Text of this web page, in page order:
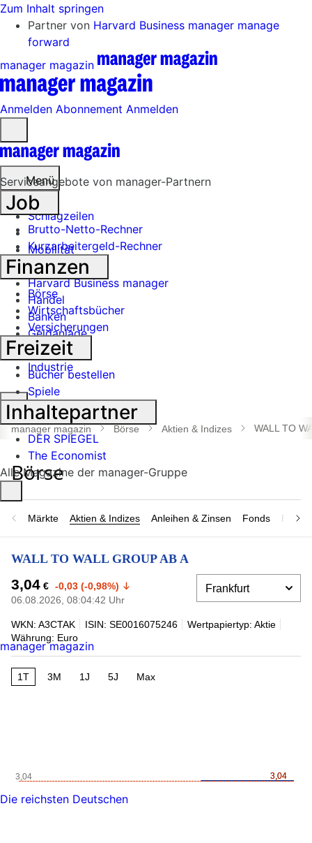
Zum Inhalt springen
Partner von Harvard Business manager manage
forward
manager magazin
Anmelden Abonnement Anmelden
öffnen
Menü
Schlagzeilen
Mobilität
Tech
Harvard Business manager
Handel
Banken
Geldanlage
Börse
Industrie
Suche
öffnen
manager magazin Börse Aktien & Indizes WALL TO
Märkte Aktien & Indizes Anleihen & Zinsen Fonds
WALL TO WALL GROUP AB A
3,04 € -0,03 (-0,98%)
06.08.2026, 08:04:42 Uhr
WKN: A3CTAK ISIN: SE0016075246
Wertpapiertyp: Aktie
Währung: Euro
1T 3M 1J 5J Max
3,04
3,04
3,04
Serviceangebote von manager-Partnern
Job
Brutto-Netto-Rechner
Kurzarbeitergeld-Rechner
Finanzen
Börse
Wirtschaftsbücher
Versicherungen
Freizeit
Bücher bestellen
Spiele
Inhaltepartner
DER SPIEGEL
The Economist
Alle Magazine der manager-Gruppe
manager magazin
Die reichsten Deutschen